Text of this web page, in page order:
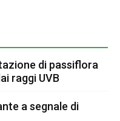
di passiflora
raggi UVB
a segnale di